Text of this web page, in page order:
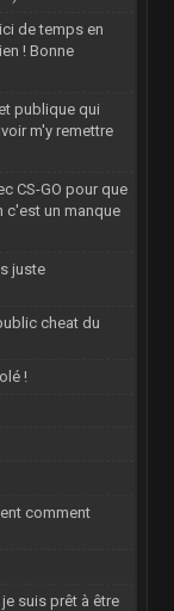
de temps en
! Bonne
publique qui
m'y remettre
CS-GO pour que
c'est un manque
juste
cheat du
!
comment
suis prêt à être